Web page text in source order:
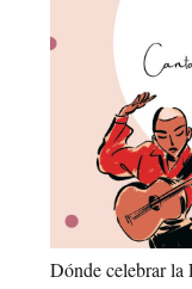
Dónde celebrar